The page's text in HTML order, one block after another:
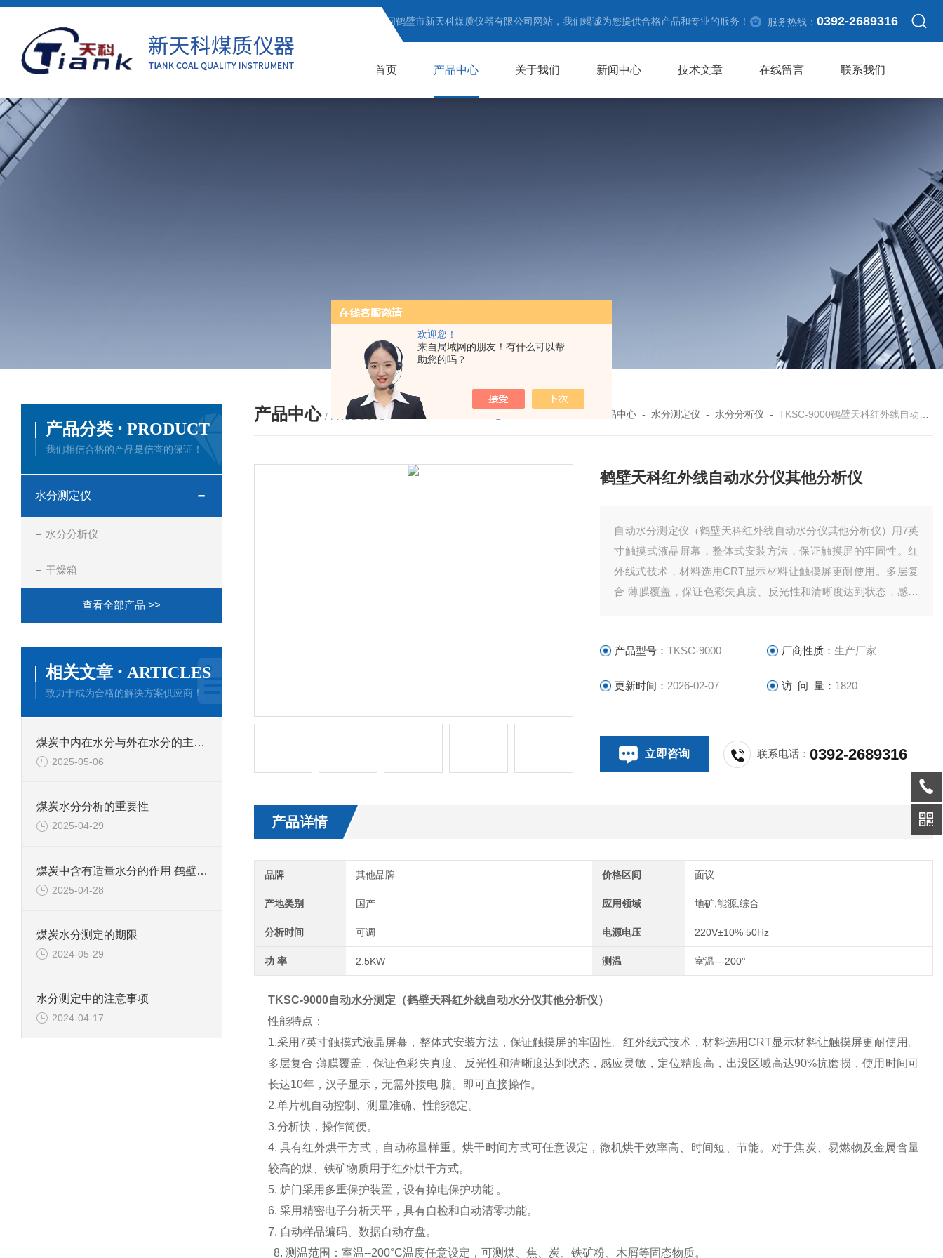
欢迎您！
来自局域网的朋友！有什么可以帮
助您的吗？
欢迎访问鹤壁市新天科煤质仪器有限公司网站，我们竭诚为您提供合格产品和专业的服务！ 服务热线： 0392-2689316
首页 产品中心 关于我们 新闻中心 技术文章 在线留言 联系我们
产品中心 / PRODUCTS 产品中心 - 水分测定仪 - 水分分析仪 -TKSC-9000鹤壁天科红外线自动水分仪其他分析仪
鹤壁天科红外线自动水分仪其他分析仪
自动水分测定仪（鹤壁天科红外线自动水分仪其他分析仪）用7英
寸触摸式液晶屏幕，整体式安装方法，保证触摸屏的牢固性。红
外线式技术，材料选用CRT显示材料让触摸屏更耐使用。多层复
合 薄膜覆盖，保证色彩失真度、反光性和清晰度达到状态，感应
产品型号：TKSC-9000 厂商性质： 生产厂家
更新时间： 2026-02-07 访 问 量： 1820
立即咨询 联系电话：0392-2689316
产品详情
品牌 其他品牌 价格区间 面议
产地类别 国产 应用领域 地矿,能源,综合
分析时间 可调 电源电压 220V±10% 50Hz
功 率 2.5KW 测温 室温---200°
TKSC-9000自动水分测定（鹤壁天科红外线自动水分仪其他分析仪）
性能特点：
1.采用7英寸触摸式液晶屏幕，整体式安装方法，保证触摸屏的牢固性。红外线式技术，材料选用CRT显示材料让触摸屏更耐使用。
多层复合 薄膜覆盖，保证色彩失真度、反光性和清晰度达到状态，感应灵敏，定位精度高，出没区域高达90%抗磨损，使用时间可
长达10年，汉子显示，无需外接电 脑。即可直接操作。
2.单片机自动控制、测量准确、性能稳定。
3.分析快，操作简便。
4. 具有红外烘干方式，自动称量样重。烘干时间方式可任意设定，微机烘干效率高、时间短、节能。对于焦炭、易燃物及金属含量
较高的煤、铁矿物质用于红外烘干方式。
5. 炉门采用多重保护装置，设有掉电保护功能 。
6. 采用精密电子分析天平，具有自检和自动清零功能。
7. 自动样品编码、数据自动存盘。
8. 测温范围：室温--200°C温度任意设定，可测煤、焦、炭、铁矿粉、木屑等固态物质。
产品分类 · PRODUCT
我们相信合格的产品是信誉的保证！
水分测定仪
水分分析仪
干燥箱
查看全部产品 >>
相关文章 · ARTICLES
致力于成为合格的解决方案供应商！
煤炭中内在水分与外在水分的主要区别
2025-05-06
煤炭水分分析的重要性
2025-04-29
煤炭中含有适量水分的作用 鹤壁新天科煤质分析
2025-04-28
煤炭水分测定的期限
2024-05-29
水分测定中的注意事项
2024-04-17